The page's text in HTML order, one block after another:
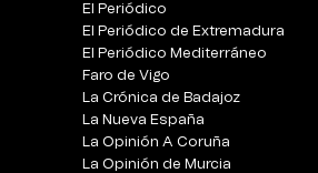
El Periódico
El Periódico de Extremadura
El Periódico Mediterráneo
Faro de Vigo
La Crónica de Badajoz
La Nueva España
La Opinión A Coruña
La Opinión de Murcia